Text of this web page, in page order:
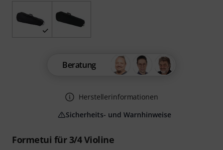
Formetui für 3/4 Violine
Beratung
Herstellerinformationen
Sicherheits- und Warnhinweise